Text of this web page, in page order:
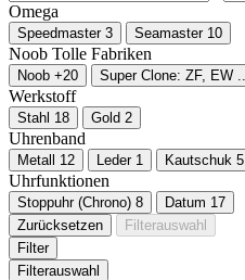
Omega
Speedmaster 3 Seamaster 10
Noob Tolle Fabriken
Noob +20 Super Clone: ZF, EW ...
Werkstoff
Stahl 18 Gold 2
Uhrenband
Metall 12 Leder 1 Kautschuk 5
Uhrfunktionen
Stoppuhr (Chrono) 8 Datum 17
Zurücksetzen
Filterauswahl
Filter
Filterauswahl